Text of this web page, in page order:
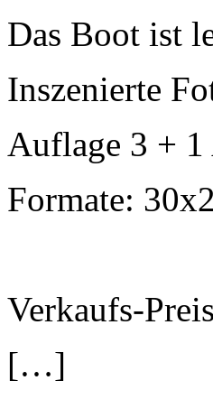
Das Boot ist
Inszenierte
Auflage 3 + 1
Formate:
Verkaufs-
[…]